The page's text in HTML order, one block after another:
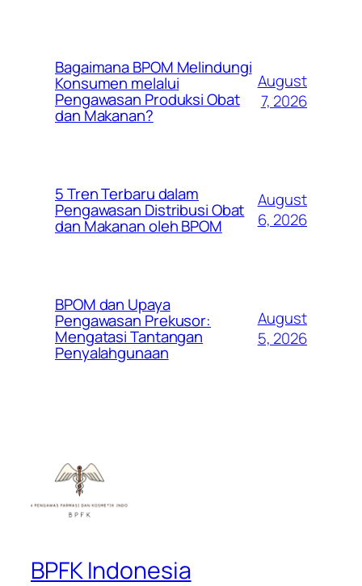
Bagaimana BPOM Melindungi
Konsumen melalui
Pengawasan Produksi Obat
dan Makanan?
August
7, 2026
5 Tren Terbaru dalam
Pengawasan Distribusi Obat
dan Makanan oleh BPOM
August
6, 2026
BPOM dan Upaya
Pengawasan Prekusor:
Mengatasi Tantangan
Penyalahgunaan
August
5, 2026
BPFK Indonesia